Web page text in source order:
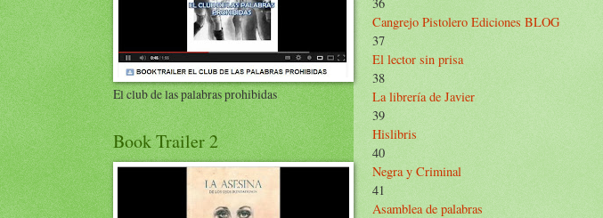
Cangrejo Pistolero Ediciones BLOG
37
El lector sin prisa
38
La librería de Javier
39
Hislibris
40
Negra y Criminal
41
Asamblea de palabras
El club de las palabras prohibidas
Book Trailer 2